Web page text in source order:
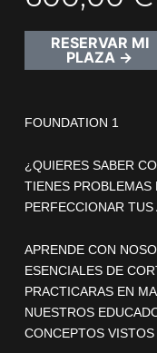
RESERVAR MI
PLAZA →
FOUNDATION 1
¿QUIERES SABER
TIENES
PERFECCIONAR TUS
APRENDE CON
ESENCIALES DE
PRACTICARAS EN
NUESTROS
CONCEPTOS